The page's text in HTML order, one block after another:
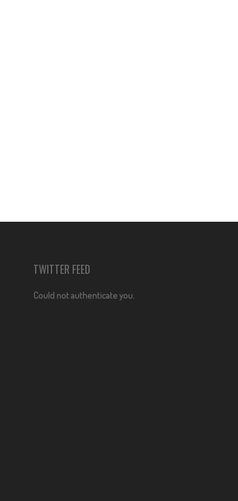
TWITTER FEED
Could not authenticate you.